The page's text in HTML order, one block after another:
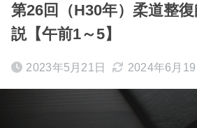
第26回（H30年）柔道整
説【午前1～5】
2023年5月21日 2024年6月19